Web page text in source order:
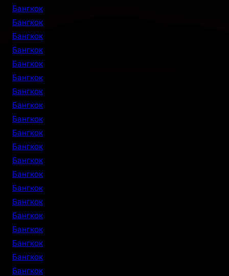
Бангкок
Бангкок
Бангкок
Бангкок
Бангкок
Бангкок
Бангкок
Бангкок
Бангкок
Бангкок
Бангкок
Бангкок
Бангкок
Бангкок
Бангкок
Бангкок
Бангкок
Бангкок
Бангкок
Бангкок